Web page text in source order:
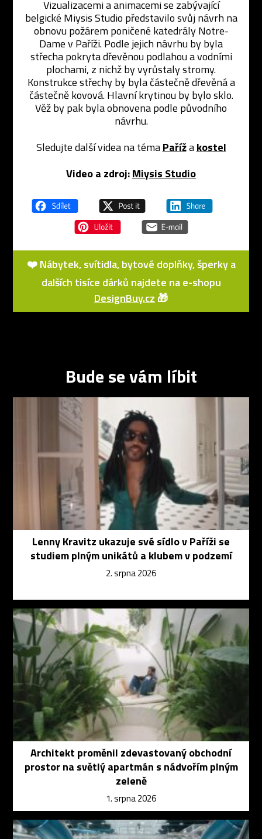
Vizualizacemi a animacemi se zabývající
belgické Miysis Studio představilo svůj návrh na
obnovu požárem poničené katedrály Notre-
Dame v Paříži. Podle jejich návrhu by byla
střecha pokryta dřevěnou podlahou a vodními
plochami, z nichž by vyrůstaly stromy.
Konstrukce střechy by byla částečně dřevěná a
částečně kovová. Hlavní krytinou by bylo sklo.
Věž by pak byla obnovena podle původního
návrhu.
Sledujte další videa na témaPařížakostel
Video a zdroj:Miysis Studio
❤️ Nábytek, svítidla, bytové doplňky, šperky a
dalších tisíce dárků najdete na e-shopu
DesignBuy.cz 🎁
Bude se vám líbit
Lenny Kravitz ukazuje své sídlo v Paříži se
studiem plným unikátů a klubem v podzemí
2. srpna 2026
Architekt proměnil zdevastovaný obchodní
prostor na světlý apartmán s nádvořím plným
zeleně
1. srpna 2026